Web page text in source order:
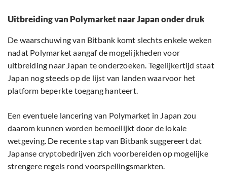
Uitbreiding van Polymarket naar Japan onder druk
De waarschuwing van Bitbank komt slechts enkele weken
nadat Polymarket aangaf de mogelijkheden voor
uitbreiding naar Japan te onderzoeken. Tegelijkertijd staat
Japan nog steeds op de lijst van landen waarvoor het
platform beperkte toegang hanteert.
Een eventuele lancering van Polymarket in Japan zou
daarom kunnen worden bemoeilijkt door de lokale
wetgeving. De recente stap van Bitbank suggereert dat
Japanse cryptobedrijven zich voorbereiden op mogelijke
strengere regels rond voorspellingsmarkten.